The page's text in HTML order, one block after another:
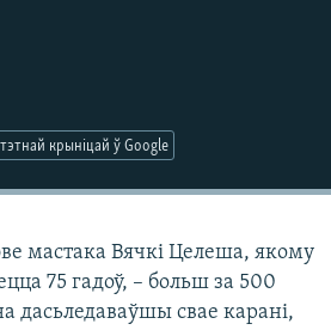
крыніцай ў Google
мастака Вячкі Целеша, якому
75 гадоў, – больш за 500
дасьледаваўшы свае карані,